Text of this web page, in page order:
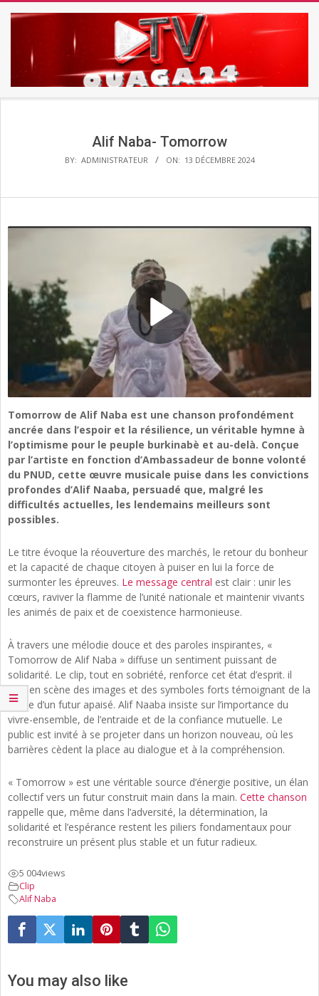
Skip
TV
OUAGA24
Alif Naba- Tomorrow
BY: ADMINISTRATEUR ON: 13 DÉCEMBRE 2024
Tomorrow de Alif Naba est une chanson profondément
ancrée dans l’espoir et la résilience, un véritable hymne à
l’optimisme pour le peuple burkinabè et au-delà. Conçue
par l’artiste en fonction d’Ambassadeur de bonne volonté
du PNUD, cette œuvre musicale puise dans les convictions
profondes d’Alif Naaba, persuadé que, malgré les
difficultés actuelles, les lendemains meilleurs sont
possibles.
Le titre évoque la réouverture des marchés, le retour du bonheur
et la capacité de chaque citoyen à puiser en lui la force de
surmonter les épreuves. Le message central est clair : unir les
cœurs, raviver la flamme de l’unité nationale et maintenir vivants
les animés de paix et de coexistence harmonieuse.
À travers une mélodie douce et des paroles inspirantes, «
Tomorrow de Alif Naba » diffuse un sentiment puissant de
solidarité. Le clip, tout en sobriété, renforce cet état d’esprit. il
met en scène des images et des symboles forts témoignant de la
quête d’un futur apaisé. Alif Naaba insiste sur l’importance du
vivre-ensemble, de l’entraide et de la confiance mutuelle. Le
public est invité à se projeter dans un horizon nouveau, où les
barrières cèdent la place au dialogue et à la compréhension.
« Tomorrow » est une véritable source d’énergie positive, un élan
collectif vers un futur construit main dans la main. Cette chanson
rappelle que, même dans l’adversité, la détermination, la
solidarité et l’espérance restent les piliers fondamentaux pour
reconstruire un présent plus stable et un futur radieux.
5 004views
Clip
Alif Naba
You may also like